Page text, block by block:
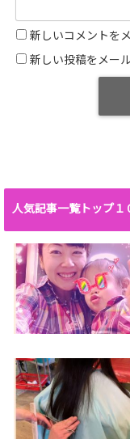
新しいコメントを
新しい投稿をメー
人気記事一覧トップ１